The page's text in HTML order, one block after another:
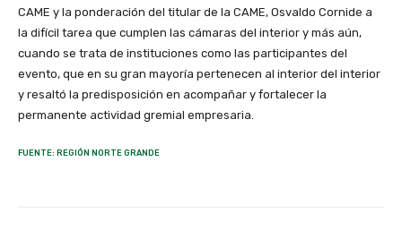
CAME y la ponderación del titular de la CAME, Osvaldo Cornide a
la difícil tarea que cumplen las cámaras del interior y más aún,
cuando se trata de instituciones como las participantes del
evento, que en su gran mayoría pertenecen al interior del interior
y resaltó la predisposición en acompañar y fortalecer la
permanente actividad gremial empresaria.
FUENTE: REGIÓN NORTE GRANDE